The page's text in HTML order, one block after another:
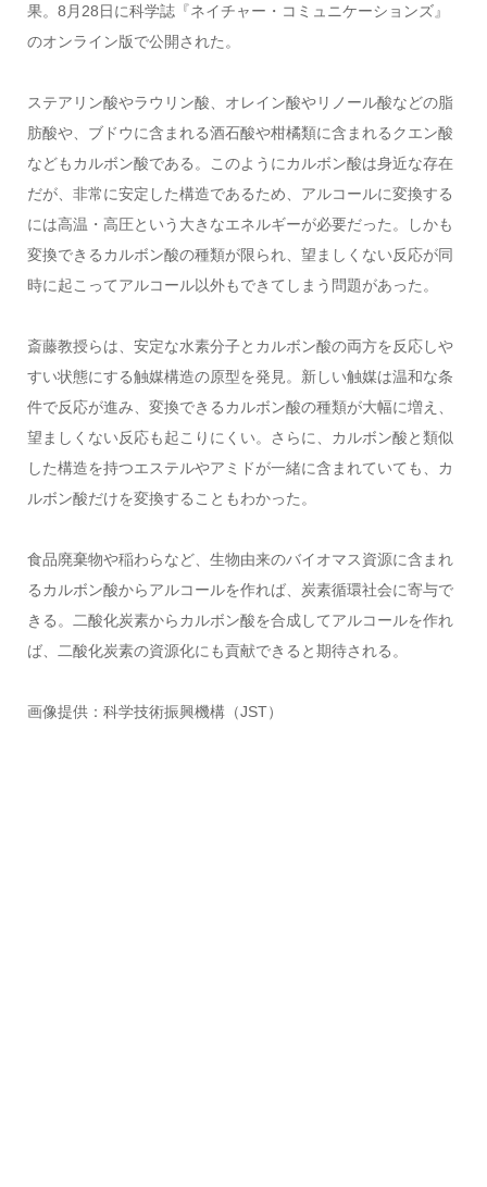
果。8月28日に科学誌『ネイチャー・コミュニケーションズ』
のオンライン版で公開された。
ステアリン酸やラウリン酸、オレイン酸やリノール酸などの脂
肪酸や、ブドウに含まれる酒石酸や柑橘類に含まれるクエン酸
などもカルボン酸である。このようにカルボン酸は身近な存在
だが、非常に安定した構造であるため、アルコールに変換する
には高温・高圧という大きなエネルギーが必要だった。しかも
変換できるカルボン酸の種類が限られ、望ましくない反応が同
時に起こってアルコール以外もできてしまう問題があった。
斎藤教授らは、安定な水素分子とカルボン酸の両方を反応しや
すい状態にする触媒構造の原型を発見。新しい触媒は温和な条
件で反応が進み、変換できるカルボン酸の種類が大幅に増え、
望ましくない反応も起こりにくい。さらに、カルボン酸と類似
した構造を持つエステルやアミドが一緒に含まれていても、カ
ルボン酸だけを変換することもわかった。
食品廃棄物や稲わらなど、生物由来のバイオマス資源に含まれ
るカルボン酸からアルコールを作れば、炭素循環社会に寄与で
きる。二酸化炭素からカルボン酸を合成してアルコールを作れ
ば、二酸化炭素の資源化にも貢献できると期待される。
画像提供：科学技術振興機構（JST）